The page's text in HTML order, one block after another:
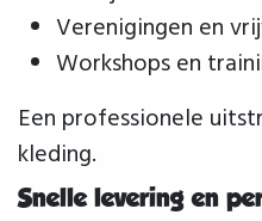
Verenigingen en
Workshops en
Een professionele
kleding.
Snelle levering en